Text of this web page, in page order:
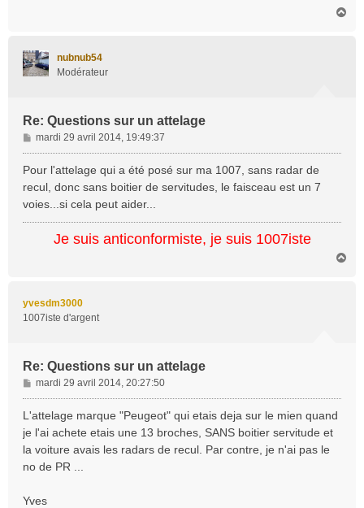
nubnub54
Modérateur
Re: Questions sur un attelage
M
e
s
g
e
mardi 29 avril 2014, 19:49:37
Pour l'attelage qui a été posé sur ma 1007, sans radar de
recul, donc sans boitier de servitudes, le faisceau est un 7
voies...si cela peut aider...
Je suis anticonformiste, je suis 1007iste
yvesdm3000
1007iste d'argent
Re: Questions sur un attelage
M
e
s
s
g
e
mardi 29 avril 2014, 20:27:50
L'attelage marque "Peugeot" qui etais deja sur le mien quand
je l'ai achete etais une 13 broches, SANS boitier servitude et
la voiture avais les radars de recul. Par contre, je n'ai pas le
no de PR ...
Yves